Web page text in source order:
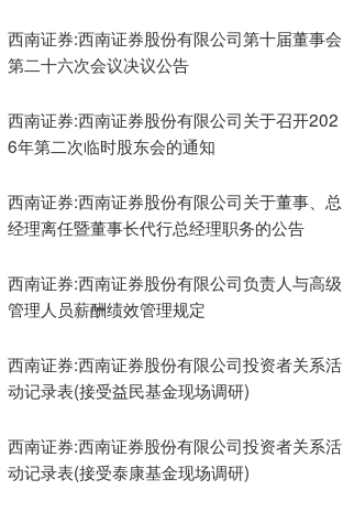
西南证券:西南证券股份有限公司第十届董事会
第二十六次会议决议公告
西南证券:西南证券股份有限公司关于召开202
6年第二次临时股东会的通知
西南证券:西南证券股份有限公司关于董事、总
经理离任暨董事长代行总经理职务的公告
西南证券:西南证券股份有限公司负责人与高级
管理人员薪酬绩效管理规定
西南证券:西南证券股份有限公司投资者关系活
动记录表(接受益民基金现场调研)
西南证券:西南证券股份有限公司投资者关系活
动记录表(接受泰康基金现场调研)